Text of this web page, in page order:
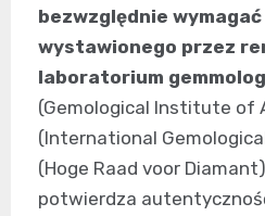
bezwzględnie
wystawionego przez
laboratorium
(Gemological Institute of
(International
(Hoge Raad voor
potwierdza